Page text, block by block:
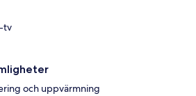
tv
och uppvärmning